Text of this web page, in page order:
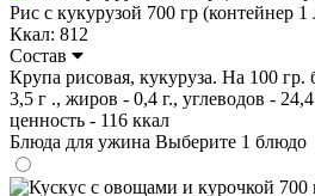
Рис с кукурузой 700 гр (контейнер 1
Ккал: 812
Состав
Крупа рисовая, кукуруза. На 100
3,5 г ., жиров - 0,4 г., углеводов -
ценность - 116 ккал
Блюда для ужина Выберите 1 блюдо